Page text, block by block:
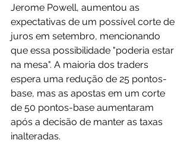
Jerome Powell, aumentou as
expectativas de um possível corte de
juros em setembro, mencionando
que essa possibilidade "poderia estar
na mesa". A maioria dos traders
espera uma redução de 25 pontos-
base, mas as apostas em um corte
de 50 pontos-base aumentaram
após a decisão de manter as taxas
inalteradas.